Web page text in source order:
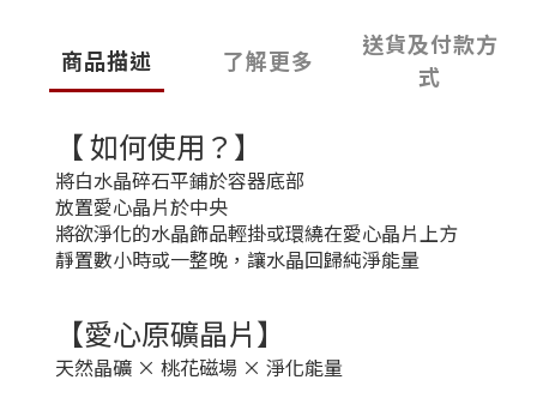
商品描述 了解更多
送貨及付款方
式
【 如何使用？】
將白水晶碎石平鋪於容器底部
放置愛心晶片於中央
將欲淨化的水晶飾品輕掛或環繞在愛心晶片上方
靜置數小時或一整晚，讓水晶回歸純淨能量
【愛心原礦晶片】
天然晶礦 × 桃花磁場 × 淨化能量